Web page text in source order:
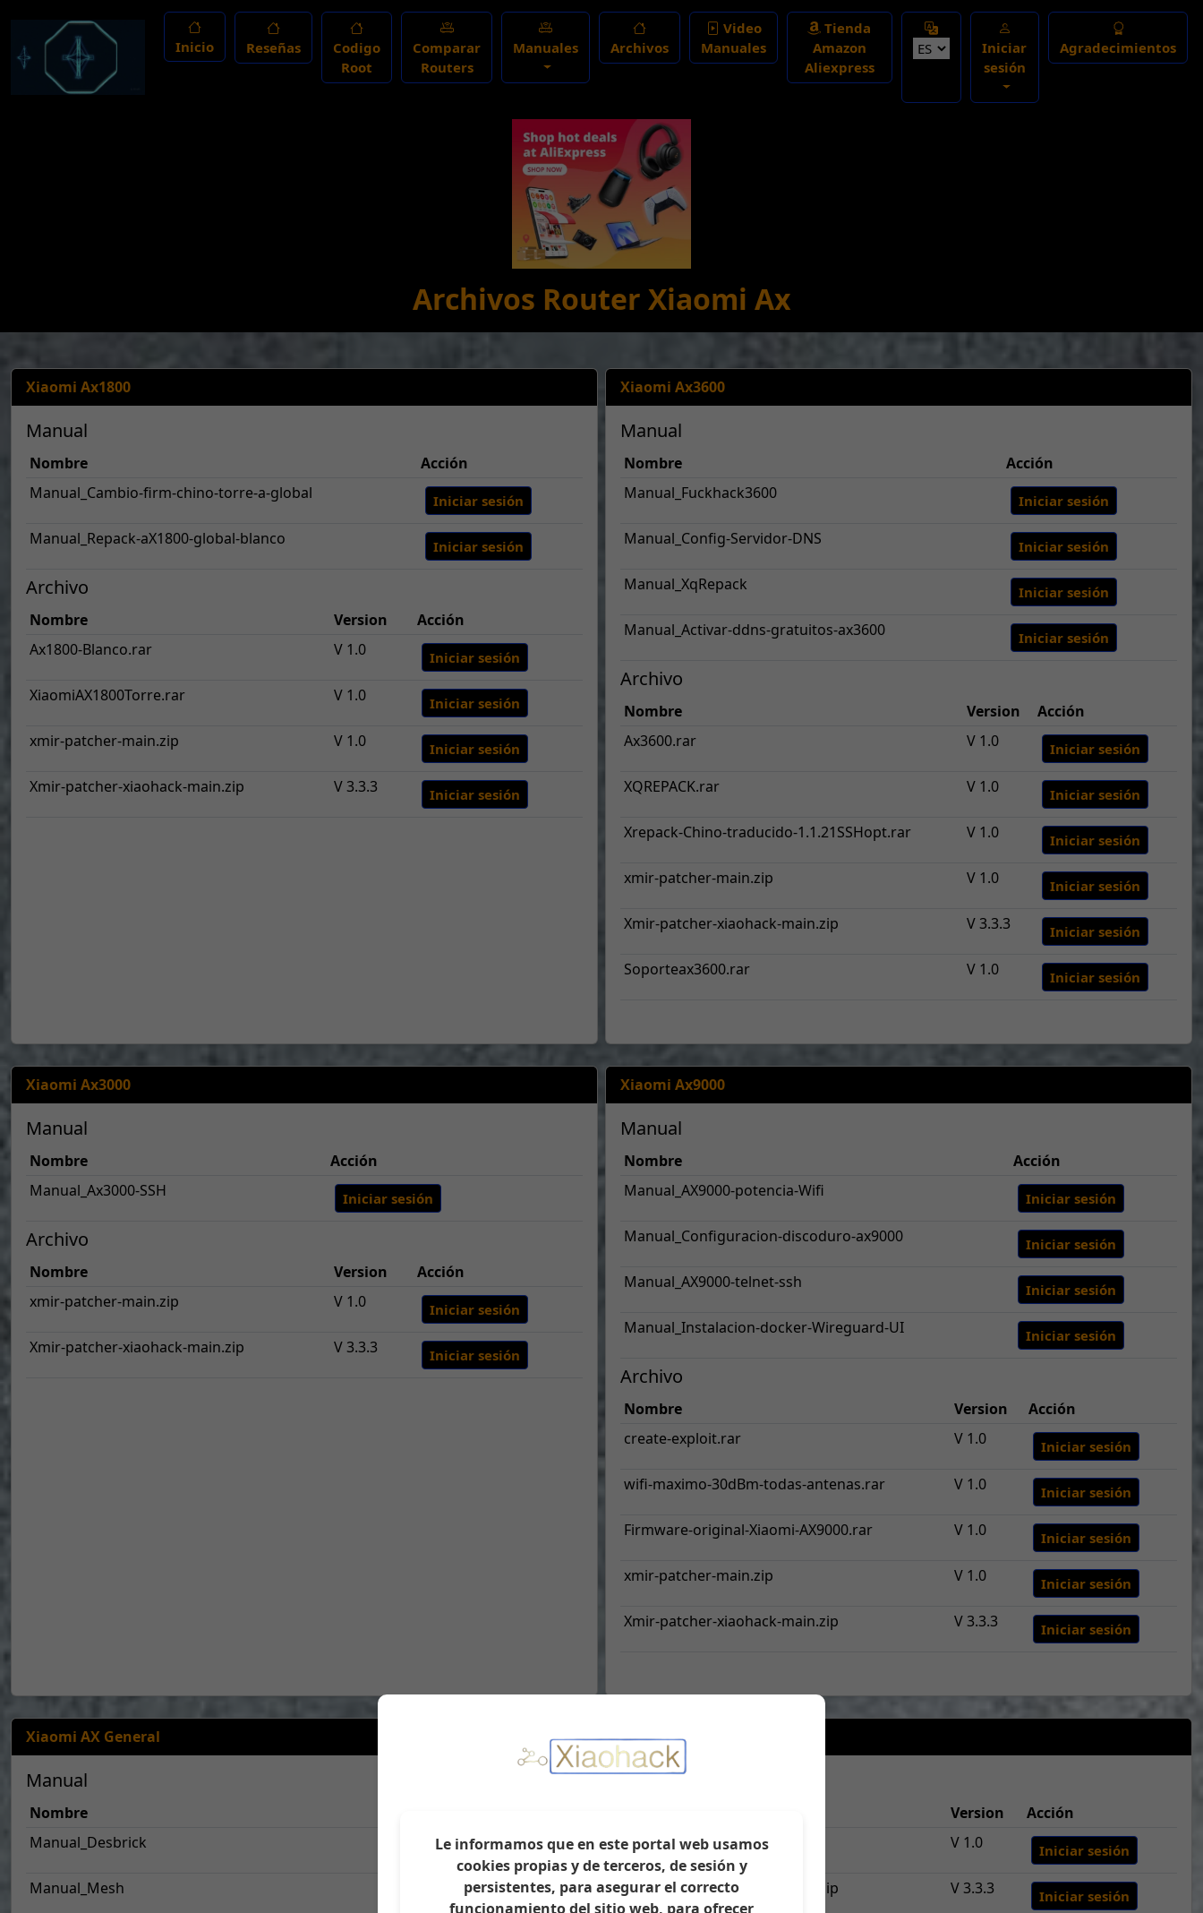
Inicio Reseñas
Codigo
Root
Comparar
Routers
Manuales Archivos
Video
Manuales
Tienda
Amazon
Aliexpress
Select Language
Iniciar
sesión
Agradecimientos
Archivos Router Xiaomi Ax
Xiaomi Ax1800
Manual
Nombre
Acción
Manual_Cambio-firm-chino-torre-a-global
Iniciar sesión
Manual_Repack-aX1800-global-blanco Iniciar sesión
Archivo
Nombre Version
Acción
Ax1800-Blanco.rar
V 1.0 Iniciar sesión
XiaomiAX1800Torre.rar V 1.0 Iniciar sesión
xmir-patcher-main.zip V 1.0 Iniciar sesión
Xmir-patcher-xiaohack-main.zip V 3.3.3 Iniciar sesión
Xiaomi Ax3600
Manual
Nombre
Acción
Manual_Fuckhack3600
Iniciar sesión
Manual_Config-Servidor-DNS Iniciar sesión
Manual_XqRepack Iniciar sesión
Manual_Activar-ddns-gratuitos-ax3600 Iniciar sesión
Archivo
Nombre Version
Acción
Ax3600.rar
V 1.0 Iniciar sesión
XQREPACK.rar V 1.0 Iniciar sesión
Xrepack-Chino-traducido-1.1.21SSHopt.rar V 1.0 Iniciar sesión
xmir-patcher-main.zip V 1.0 Iniciar sesión
Xmir-patcher-xiaohack-main.zip V 3.3.3 Iniciar sesión
Soporteax3600.rar V 1.0 Iniciar sesión
Xiaomi Ax3000
Manual
Nombre
Acción
Manual_Ax3000-SSH
Iniciar sesión
Archivo
Nombre Version
Acción
xmir-patcher-main.zip
V 1.0 Iniciar sesión
Xmir-patcher-xiaohack-main.zip V 3.3.3 Iniciar sesión
Xiaomi Ax9000
Manual
Nombre
Acción
Manual_AX9000-potencia-Wifi
Iniciar sesión
Manual_Configuracion-discoduro-ax9000 Iniciar sesión
Manual_AX9000-telnet-ssh Iniciar sesión
Manual_Instalacion-docker-Wireguard-UI Iniciar sesión
Archivo
Nombre Version
Acción
create-exploit.rar
V 1.0 Iniciar sesión
wifi-maximo-30dBm-todas-antenas.rar V 1.0 Iniciar sesión
Firmware-original-Xiaomi-AX9000.rar V 1.0 Iniciar sesión
xmir-patcher-main.zip V 1.0 Iniciar sesión
Xmir-patcher-xiaohack-main.zip V 3.3.3 Iniciar sesión
Xiaomi AX General
Manual
Nombre
Manual_Desbrick
Iniciar sesión
Manual_Mesh Iniciar sesión
Xiaomi BE7000
Archivo
Version
Acción
xmir-patcher-main.zip
V 1.0 Iniciar sesión
Xmir-patcher-xiaohack-main.zip V 3.3.3 Iniciar sesión
Le informamos que en este portal web usamos
cookies propias y de terceros, de sesión y
persistentes, para asegurar el correcto
funcionamiento del sitio web, para ofrecer